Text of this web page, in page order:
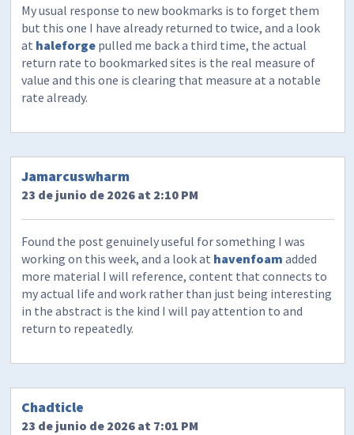
My usual response to new bookmarks is to forget them
but this one I have already returned to twice, and a look
at haleforge pulled me back a third time, the actual
return rate to bookmarked sites is the real measure of
value and this one is clearing that measure at a notable
rate already.
Jamarcuswharm
23 de junio de 2026 at 2:10 PM
Found the post genuinely useful for something I was
working on this week, and a look at havenfoam added
more material I will reference, content that connects to
my actual life and work rather than just being interesting
in the abstract is the kind I will pay attention to and
return to repeatedly.
Chadticle
23 de junio de 2026 at 7:01 PM